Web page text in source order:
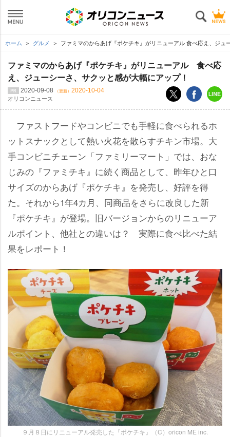
ホーム グルメ ファミマのからあげ『ポケチキ』がリニューアル 食べ応え、ジュ
ファミマのからあげ『ポケチキ』がリニューアル 食べ応
え、ジューシーさ、サクッと感が大幅にアップ！
2020-09-08 （更新） 2020-10-04
オリコンニュース
ファストフードやコンビニでも手軽に食べられるホ
ットスナックとして熱い火花を散らすチキン市場。大
手コンビニチェーン「ファミリーマート」では、おな
じみの『ファミチキ』に続く商品として、昨年ひと口
サイズのからあげ『ポケチキ』を発売し、好評を得
た。それから1年4カ月、同商品をさらに改良した新
『ポケチキ』が登場。旧バージョンからのリニューア
ルポイント、他社との違いは？ 実際に食べ比べた結
果をレポート！
９月８日にリニューアル発売した『ポケチキ』（C）oricon ME inc.